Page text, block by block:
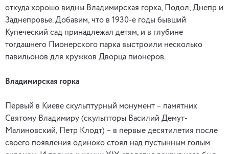
откуда хорошо видны Владимирская горка, Подол, Днепр и
Заднепровье. Добавим, что в 1930-е годы бывший
Купеческий сад принадлежал детям, и в глубине
тогдашнего Пионерского парка выстроили несколько
павильонов для кружков Дворца пионеров.
Владимирская горка
Первый в Киеве скульптурный монумент – памятник
Святому Владимиру (скульпторы Василий Демут-
Малиновский, Петр Клодт) – в первые десятилетия после
своего появления одиноко стоял над пустынным голым